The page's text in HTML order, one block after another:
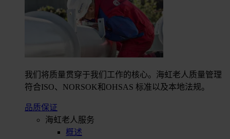
我们将质量贯穿于我们工作的核心。海虹老人质量管理
符合ISO、NORSOK和OHSAS 标准以及本地法规。
品质保证
海虹老人服务
概述